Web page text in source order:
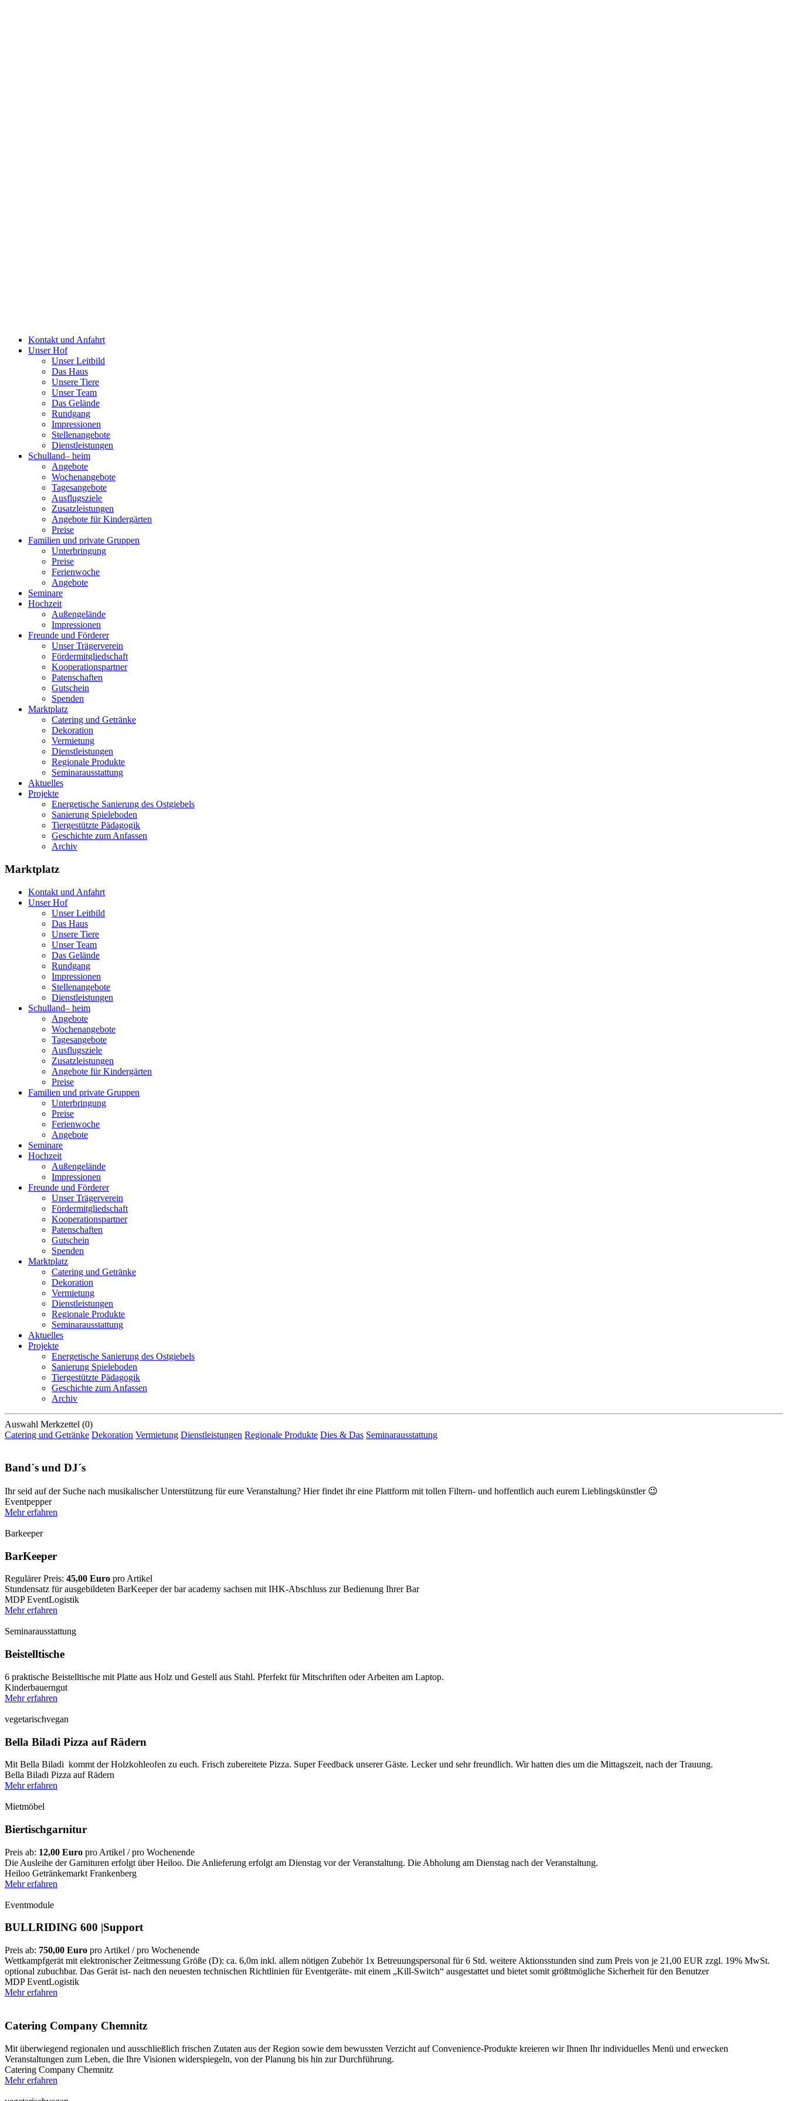
Kontakt und Anfahrt
Unser Hof
Unser Leitbild
Das Haus
Unsere Tiere
Unser Team
Das Gelände
Rundgang
Impressionen
Stellenangebote
Dienstleistungen
Schulland– heim
Angebote
Wochenangebote
Tagesangebote
Ausflugsziele
Zusatzleistungen
Angebote für Kindergärten
Preise
Familien und private Gruppen
Unterbringung
Preise
Ferienwoche
Angebote
Seminare
Hochzeit
Außengelände
Impressionen
Freunde und Förderer
Unser Trägerverein
Fördermitgliedschaft
Kooperationspartner
Patenschaften
Gutschein
Spenden
Marktplatz
Catering und Getränke
Dekoration
Vermietung
Dienstleistungen
Regionale Produkte
Seminarausstattung
Aktuelles
Projekte
Energetische Sanierung des Ostgiebels
Sanierung Spieleboden
Tiergestützte Pädagogik
Geschichte zum Anfassen
Archiv
Marktplatz
Kontakt und Anfahrt
Unser Hof
Unser Leitbild
Das Haus
Unsere Tiere
Unser Team
Das Gelände
Rundgang
Impressionen
Stellenangebote
Dienstleistungen
Schulland– heim
Angebote
Wochenangebote
Tagesangebote
Ausflugsziele
Zusatzleistungen
Angebote für Kindergärten
Preise
Familien und private Gruppen
Unterbringung
Preise
Ferienwoche
Angebote
Seminare
Hochzeit
Außengelände
Impressionen
Freunde und Förderer
Unser Trägerverein
Fördermitgliedschaft
Kooperationspartner
Patenschaften
Gutschein
Spenden
Marktplatz
Catering und Getränke
Dekoration
Vermietung
Dienstleistungen
Regionale Produkte
Seminarausstattung
Aktuelles
Projekte
Energetische Sanierung des Ostgiebels
Sanierung Spieleboden
Tiergestützte Pädagogik
Geschichte zum Anfassen
Archiv
Auswahl Merkzettel (0)
Catering und Getränke Dekoration Vermietung Dienstleistungen Regionale Produkte Dies & Das Seminarausstattung
Band´s und DJ´s
Ihr seid auf der Suche nach musikalischer Unterstützung für eure Veranstaltung? Hier findet ihr eine Plattform mit tollen Filtern- und hoffentlich auch eurem Lieblingskünstler 😉
Eventpepper
Mehr erfahren
Barkeeper
BarKeeper
Regulärer Preis: 45,00 Euro pro Artikel
Stundensatz für ausgebildeten BarKeeper der bar academy sachsen mit IHK-Abschluss zur Bedienung Ihrer Bar
MDP EventLogistik
Mehr erfahren
Seminarausstattung
Beistelltische
6 praktische Beistelltische mit Platte aus Holz und Gestell aus Stahl. Pferfekt für Mitschriften oder Arbeiten am Laptop.
Kinderbauerngut
Mehr erfahren
vegetarischvegan
Bella Biladi Pizza auf Rädern
Mit Bella Biladi kommt der Holzkohleofen zu euch. Frisch zubereitete Pizza. Super Feedback unserer Gäste. Lecker und sehr freundlich. Wir hatten dies um die Mittagszeit, nach der Trauung.
Bella Biladi Pizza auf Rädern
Mehr erfahren
Mietmöbel
Biertischgarnitur
Preis ab: 12,00 Euro pro Artikel / pro Wochenende
Die Ausleihe der Garnituren erfolgt über Heiloo. Die Anlieferung erfolgt am Dienstag vor der Veranstaltung. Die Abholung am Dienstag nach der Veranstaltung.
Heiloo Getränkemarkt Frankenberg
Mehr erfahren
Eventmodule
BULLRIDING 600 |Support
Preis ab: 750,00 Euro pro Artikel / pro Wochenende
Wettkampfgerät mit elektronischer Zeitmessung Größe (D): ca. 6,0m inkl. allem nötigen Zubehör 1x Betreuungspersonal für 6 Std. weitere Aktionsstunden sind zum Preis von je 21,00 EUR zzgl. 19% MwSt.
optional zubuchbar. Das Gerät ist- nach den neuesten technischen Richtlinien für Eventgeräte- mit einem „Kill-Switch“ ausgestattet und bietet somit größtmögliche Sicherheit für den Benutzer
MDP EventLogistik
Mehr erfahren
Catering Company Chemnitz
Mit überwiegend regionalen und ausschließlich frischen Zutaten aus der Region sowie dem bewussten Verzicht auf Convenience-Produkte kreieren wir Ihnen Ihr individuelles Menü und erwecken
Veranstaltungen zum Leben, die Ihre Visionen widerspiegeln, von der Planung bis hin zur Durchführung.
Catering Company Chemnitz
Mehr erfahren